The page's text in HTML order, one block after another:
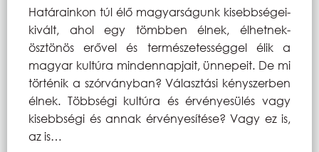
Határainkon túl élő magyarságunk kisebbségei-
kivált, ahol egy tömbben élnek, élhetnek-
ösztönös erővel és természetességgel élik a
magyar kultúra mindennapjait, ünnepeit. De mi
történik a szórványban? Választási kényszerben
élnek. Többségi kultúra és érvényesülés vagy
kisebbségi és annak érvényesítése? Vagy ez is,
az is…